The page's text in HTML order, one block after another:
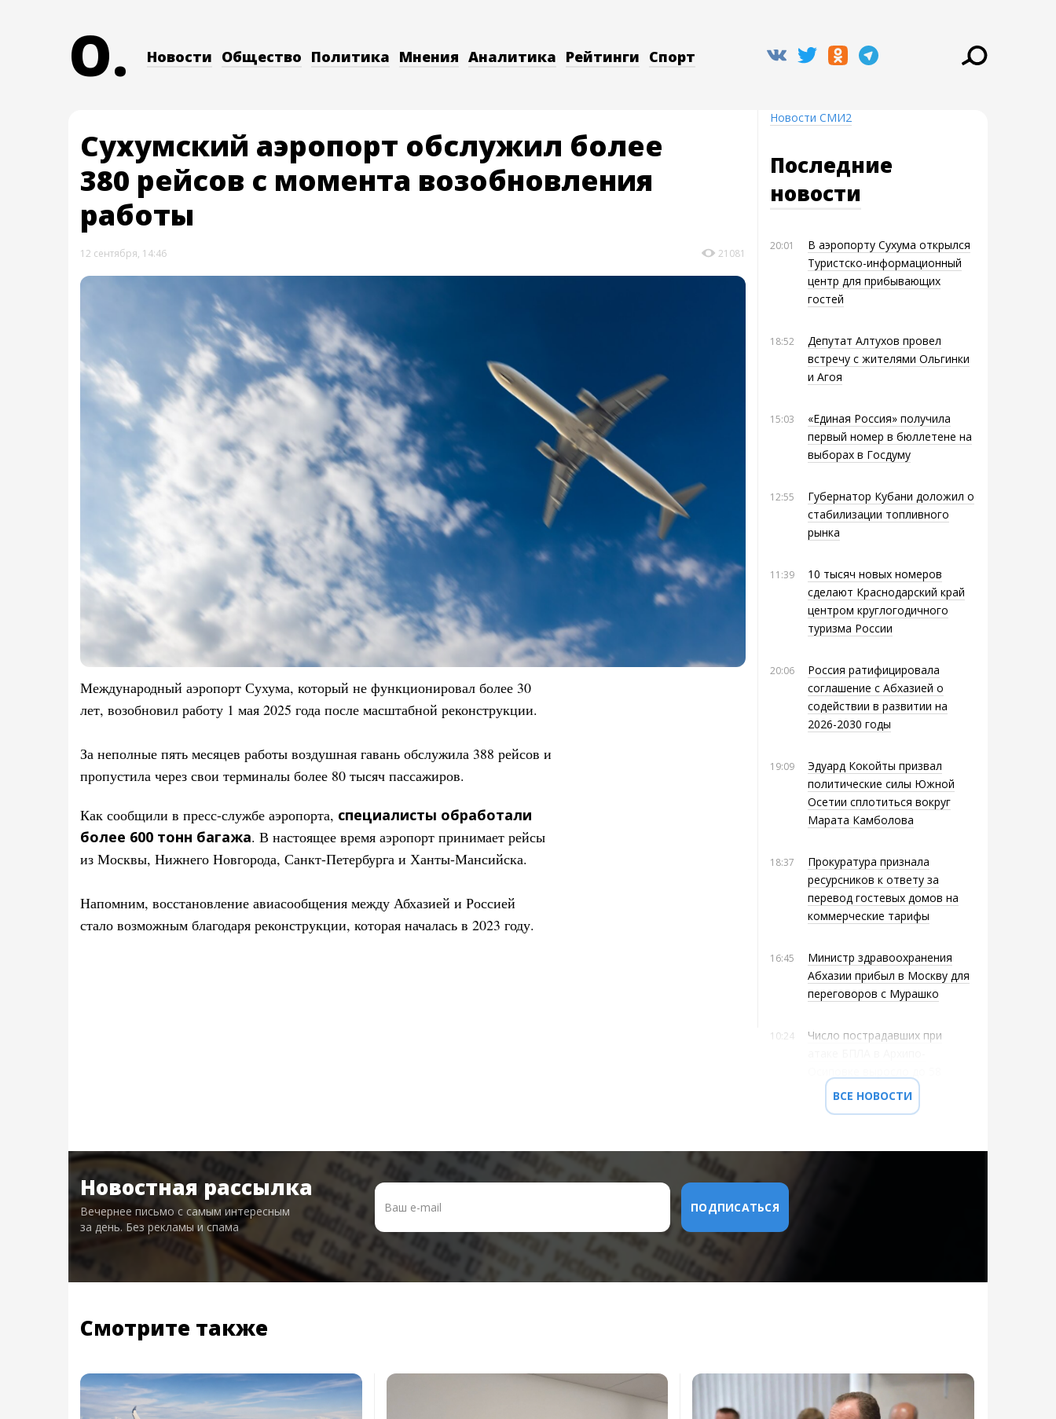
O. Новости Общество Политика Мнения Аналитика Рейтинги Спорт
Сухумский аэропорт обслужил более
380 рейсов с момента возобновления
работы
12 сентября, 14:46 21081
Международный аэропорт Сухума, который не функционировал более 30
лет, возобновил работу 1 мая 2025 года после масштабной реконструкции.
За неполные пять месяцев работы воздушная гавань обслужила 388 рейсов и
пропустила через свои терминалы более 80 тысяч пассажиров.
Как сообщили в пресс-службе аэропорта, специалисты обработали
более 600 тонн багажа. В настоящее время аэропорт принимает рейсы
из Москвы, Нижнего Новгорода, Санкт-Петербурга и Ханты-Мансийска.
Напомним, восстановление авиасообщения между Абхазией и Россией
стало возможным благодаря реконструкции, которая началась в 2023 году.
Новости СМИ2
Последние
новости
20:01
В аэропорту Сухума открылся
Туристско-информационный
центр для прибывающих
гостей
18:52
Депутат Алтухов провел
встречу с жителями Ольгинки
и Агоя
15:03
«Единая Россия» получила
первый номер в бюллетене на
выборах в Госдуму
12:55
Губернатор Кубани доложил о
стабилизации топливного
рынка
11:39
10 тысяч новых номеров
сделают Краснодарский край
центром круглогодичного
туризма России
20:06
Россия ратифицировала
соглашение с Абхазией о
содействии в развитии на
2026-2030 годы
19:09
Эдуард Кокойты призвал
политические силы Южной
Осетии сплотиться вокруг
Марата Камболова
18:37
Прокуратура признала
ресурсников к ответу за
перевод гостевых домов на
коммерческие тарифы
16:45
Министр здравоохранения
Абхазии прибыл в Москву для
переговоров с Мурашко
10:24
Число пострадавших при
ВСЕ НОВОСТИ
Новостная рассылка
Вечернее письмо с самым интересным
за день. Без рекламы и спама
Смотрите также